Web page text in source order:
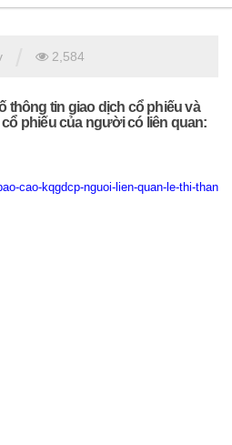
2,584
thông tin giao dịch cổ phiếu và
phiếu của người có liên quan:
cao-kqgdcp-nguoi-lien-quan-le-thi-thanh-